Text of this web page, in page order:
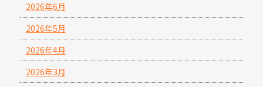
2026年6月
2026年5月
2026年4月
2026年3月